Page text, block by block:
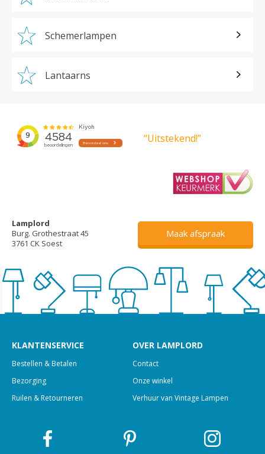
Schemerlampen
Lantaarns
“Uitstekend!”
Lamplord
Burg. Grothestraat 45
3761 CK Soest
Maak afspraak
KLANTENSERVICE
Bestellen & Betalen
Bezorging
Ruilen & Retourneren
OVER LAMPLORD
Contact
Onze winkel
Verhuur van Vintage Lampen